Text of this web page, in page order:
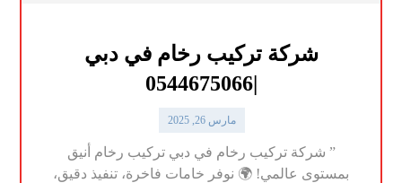
شركة تركيب رخام في دبي
|0544675066
مارس 26, 2025
” شركة تركيب رخام في دبي تركيب رخام أنيق
بمستوى عالمي! 🌍 نوفر خامات فاخرة، تنفيذ دقيق،